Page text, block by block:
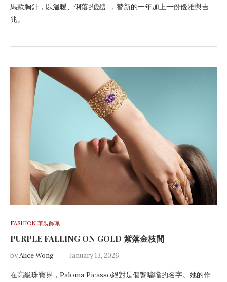
馬款胸針，以溫暖、俐落的設計，替新的一年加上一份優雅與吉
兆。
FASHION 華裝飾珮
PURPLE FALLING ON GOLD 紫落金枝間
byAlice Wong January 13, 2026
在高級珠寶界，Paloma Picasso絕對是個響噹噹的名字。她的作